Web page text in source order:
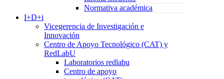
Normativa académica
I+D+i
Vicegerencia de Investigación e
Innovación
Centro de Apoyo Tecnológico (CAT) y
RedLabU
Laboratorios redlabu
Centro de apoyo